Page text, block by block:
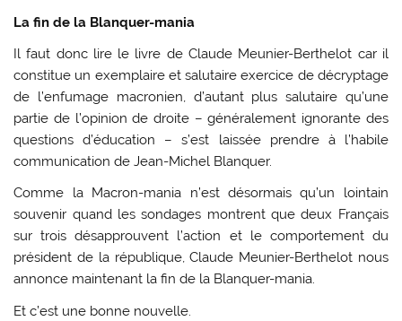
La fin de la Blanquer-mania
Il faut donc lire le livre de Claude Meunier-Berthelot car il
constitue un exemplaire et salutaire exercice de décryptage
de l’enfumage macronien, d’autant plus salutaire qu’une
partie de l’opinion de droite – généralement ignorante des
questions d’éducation – s’est laissée prendre à l’habile
communication de Jean-Michel Blanquer.
Comme la Macron-mania n’est désormais qu’un lointain
souvenir quand les sondages montrent que deux Français
sur trois désapprouvent l’action et le comportement du
président de la république, Claude Meunier-Berthelot nous
annonce maintenant la fin de la Blanquer-mania.
Et c’est une bonne nouvelle.